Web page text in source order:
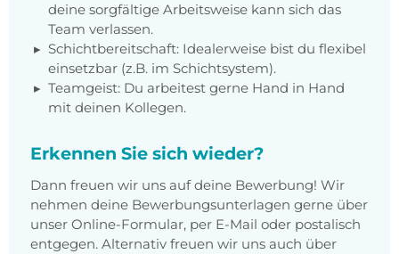
deine sorgfältige Arbeitsweise kann sich das
Team verlassen.
Schichtbereitschaft: Idealerweise bist du flexibel
einsetzbar (z.B. im Schichtsystem).
Teamgeist: Du arbeitest gerne Hand in Hand
mit deinen Kollegen.
Erkennen Sie sich wieder?
Dann freuen wir uns auf deine Bewerbung! Wir
nehmen deine Bewerbungsunterlagen gerne über
unser Online-Formular, per E-Mail oder postalisch
entgegen. Alternativ freuen wir uns auch über